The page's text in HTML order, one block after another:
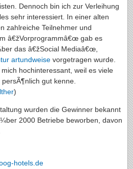
Dennoch bin ich zur Verleihung
sehr interessiert. In einer alten
zahlreiche Teilnehmer und
â€žVorprogrammâ€œ gab es
das â€žSocial Mediaâ€œ,
artundweise vorgetragen wurde.
hochinteressant, weil es viele
gut kenne.
)
wurden die Gewinner bekannt
2000 Betriebe beworben, davon
hotels.de